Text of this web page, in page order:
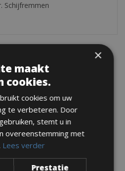
Schijfremmen
aan de Middellandse Zee en
de l'Esterel
in het prachtige Var op uw fiets
het eiland Corsica, biedt een
×
maakt
cookies.
cookies om uw
te verbeteren. Door
stemt u in
overeenstemming met
Lees verder
Prestatie